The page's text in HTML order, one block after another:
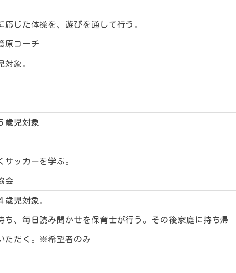
応じた体操を、遊びを通して行う。
原コーチ
対象。
歳児対象
サッカーを学ぶ。
会
歳児対象。
ち、毎日読み聞かせを保育士が行う。その後家庭に持ち帰
ただく。※希望者のみ